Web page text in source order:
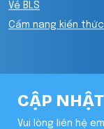
Về BLS
Cẩm nang kiến thức
CẬP
Vui lòng liên hệ